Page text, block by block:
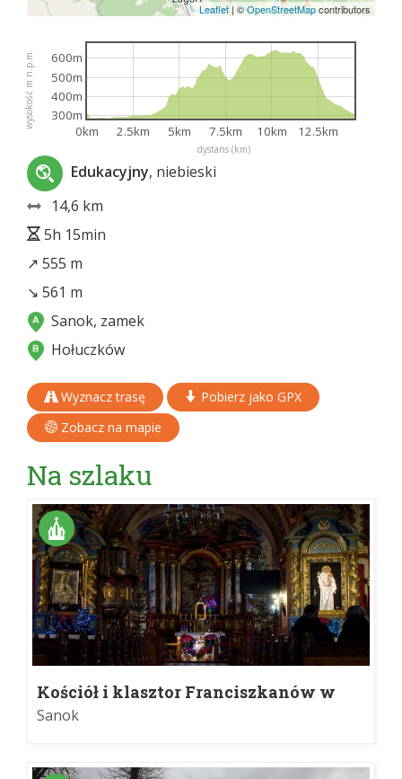
Leaflet |©OpenStreetMapcontributors
dystans (km)
wysokość m n.p.m.
0km 2.5km 5km 7.5km 10km 12.5km
300m
400m
500m
600m
Edukacyjny, niebieski
14,6 km
5h 15min
↗ 555 m
↘ 561 m
Sanok, zamek
Hołuczków
Wyznacz trasę
Pobierz jako GPX
Zobacz na mapie
Na szlaku
Kościół i klasztor Franciszkanów w
Sanoku
Sanok